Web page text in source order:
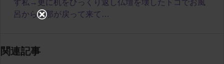
す私→更に机をひっくり返し仏壇を壊したトコでお風
呂から旦那が戻って来て…
関連記事